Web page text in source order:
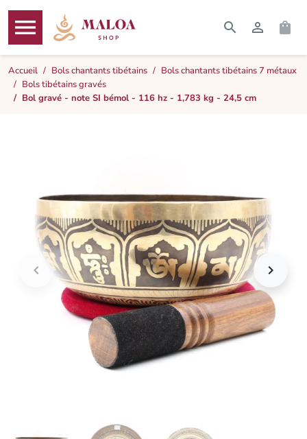

MENU
  
Accueil Bols chantants tibétains
Bols chantants tibétains 7 métaux
Bols tibétains gravés
Bol gravé - note SI bémol - 116 hz - 1,783 kg - 24,5 cm
 